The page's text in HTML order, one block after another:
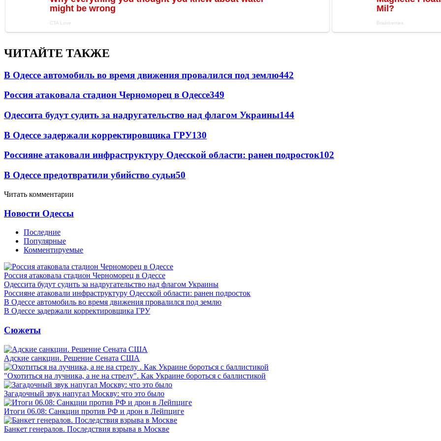
ЧИТАЙТЕ ТАКЖЕ
В Одессе автомобиль во время движения провалился под землю442
Россия атаковала стадион Черноморец в Одессе349
Одессита будут судить за надругательство над флагом Украины144
В Одессе задержали корректировщика ГРУ130
Россияне атаковали инфраструктуру Одесской области: ранен подросток102
В Одессе предотвратили убийство судьи50
Читать комментарии
Новости Одессы
Последние
Популярные
Комментируемые
Россия атаковала стадион Черноморец в Одессе
Одессита будут судить за надругательство над флагом Украины
Россияне атаковали инфраструктуру Одесской области: ранен подросток
В Одессе автомобиль во время движения провалился под землю
В Одессе задержали корректировщика ГРУ
Сюжеты
Адские санкции. Решение Сената США
"Охотиться на лучника, а не на стрелу". Как Украине бороться с баллистикой
Загадочный звук напугал Москву: что это было
Итоги 06.08: Санкции против РФ и дрон в Лейпциге
Банкет генералов. Последствия взрыва в Москве